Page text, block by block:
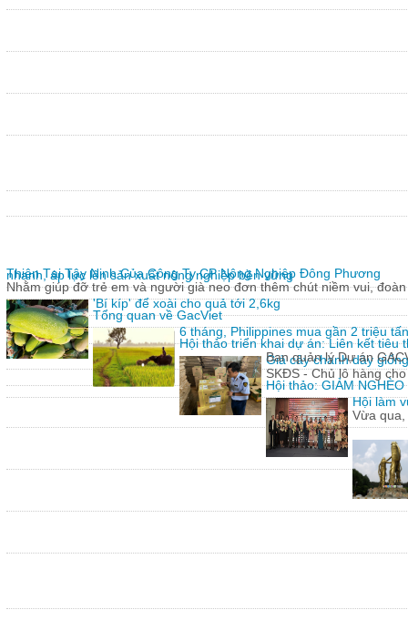
nhanh, áp lực lên sản xuất nông nghiệp bền vững
'Bí kíp' để xoài cho quả tới 2,6kg
6 tháng, Philippines mua gần 2 triệu
Giả cây chanh dây
SKĐS - Chủ lô hàng
Hội làm
Vừa qua,
Thiện Tại Tây Ninh Của Công Ty CP Nông Nghiệp Đông Phương
Nhằm giúp đỡ trẻ em và người già neo đơn thêm chút niềm vui,
Tổng quan về GacViet
Hội thảo triển khai dự án: Liên kết tiêu
Ban quản lý Dự án
Hội thảo: GIẢM